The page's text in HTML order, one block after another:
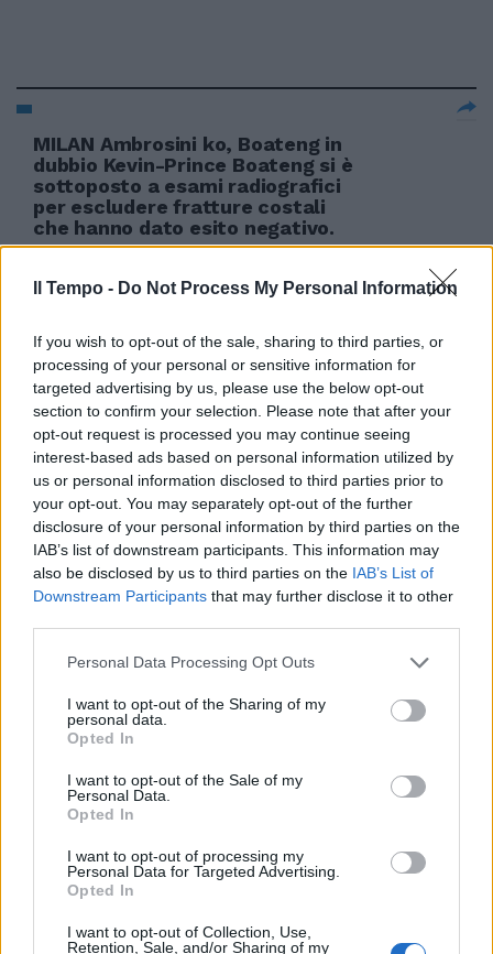
Il Tempo - Do Not Process My Personal Information
If you wish to opt-out of the sale, sharing to third parties, or
processing of your personal or sensitive information for
targeted advertising by us, please use the below opt-out
section to confirm your selection. Please note that after your
opt-out request is processed you may continue seeing
interest-based ads based on personal information utilized by
us or personal information disclosed to third parties prior to
your opt-out. You may separately opt-out of the further
disclosure of your personal information by third parties on the
IAB’s list of downstream participants. This information may
also be disclosed by us to third parties on the IAB’s List of
Downstream Participants that may further disclose it to other
Personal Data Processing Opt Outs
I want to opt-out of the Sharing of my
personal data.
Opted In
I want to opt-out of the Sale of my
Personal Data.
Opted In
I want to opt-out of processing my
Personal Data for Targeted Advertising.
Opted In
I want to opt-out of Collection, Use,
Retention, Sale, and/or Sharing of my
MILAN Ambrosini ko, Boateng in
dubbio Kevin-Prince Boateng si è
sottoposto a esami radiografici
per escludere fratture costali
che hanno dato esito negativo.
Se si vota rivincerebbe
Berlusconi
11/10/2009
Franceschini: le nostre liste più
serie del Pdl Sono responsabile
anche di un esito negativo
28/04/2009
tragico». Attacco al governo
12/09/2008
la presidenza per il
prolungamento dell'incarico non
hanno dato esito ...
02/06/2005